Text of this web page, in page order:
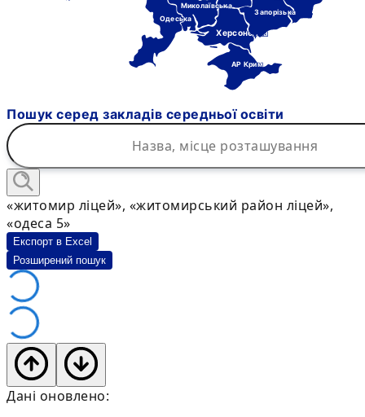
Херсонська
АР Крим
Миколаївська
Одеська
Запорізька
Пошук серед закладів середньої освіти
«житомир ліцей», «житомирський район ліцей»,
«одеса 5»
Експорт в Excel
Розширений пошук
Дані оновлено: